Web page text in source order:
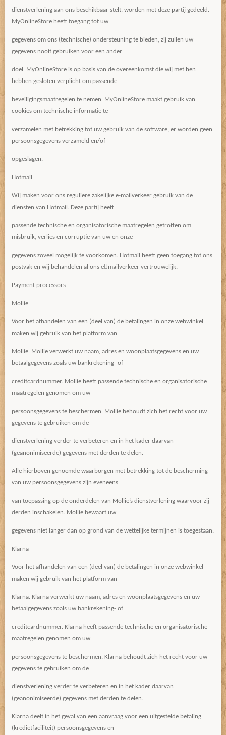
dienstverlening aan ons beschikbaar stelt, worden met deze partij gedeeld.
MyOnlineStore heeft toegang tot uw
gegevens om ons (technische) ondersteuning te bieden, zij zullen uw
gegevens nooit gebruiken voor een ander
doel. MyOnlineStore is op basis van de overeenkomst die wij met hen
hebben gesloten verplicht om passende
beveiligingsmaatregelen te nemen. MyOnlineStore maakt gebruik van
cookies om technische informatie te
verzamelen met betrekking tot uw gebruik van de software, er worden geen
persoonsgegevens verzameld en/of
opgeslagen.
Hotmail
Wij maken voor ons reguliere zakelijke e-mailverkeer gebruik van de
diensten van Hotmail. Deze partij heeft
passende technische en organisatorische maatregelen getroffen om
misbruik, verlies en corruptie van uw en onze
gegevens zoveel mogelijk te voorkomen. Hotmail heeft geen toegang tot ons
postvak en wij behandelen al ons e￾mailverkeer vertrouwelijk.
Payment processors
Mollie
Voor het afhandelen van een (deel van) de betalingen in onze webwinkel
maken wij gebruik van het platform van
Mollie. Mollie verwerkt uw naam, adres en woonplaatsgegevens en uw
betaalgegevens zoals uw bankrekening- of
creditcardnummer. Mollie heeft passende technische en organisatorische
maatregelen genomen om uw
persoonsgegevens te beschermen. Mollie behoudt zich het recht voor uw
gegevens te gebruiken om de
dienstverlening verder te verbeteren en in het kader daarvan
(geanonimiseerde) gegevens met derden te delen.
Alle hierboven genoemde waarborgen met betrekking tot de bescherming
van uw persoonsgegevens zijn eveneens
van toepassing op de onderdelen van Mollie’s dienstverlening waarvoor zij
derden inschakelen. Mollie bewaart uw
gegevens niet langer dan op grond van de wettelijke termijnen is toegestaan.
Klarna
Voor het afhandelen van een (deel van) de betalingen in onze webwinkel
maken wij gebruik van het platform van
Klarna. Klarna verwerkt uw naam, adres en woonplaatsgegevens en uw
betaalgegevens zoals uw bankrekening- of
creditcardnummer. Klarna heeft passende technische en organisatorische
maatregelen genomen om uw
persoonsgegevens te beschermen. Klarna behoudt zich het recht voor uw
gegevens te gebruiken om de
dienstverlening verder te verbeteren en in het kader daarvan
(geanonimiseerde) gegevens met derden te delen.
Klarna deelt in het geval van een aanvraag voor een uitgestelde betaling
(kredietfaciliteit) persoonsgegevens en